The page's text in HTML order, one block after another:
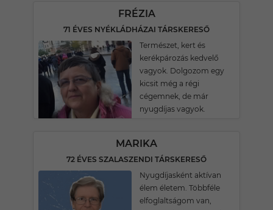
FRÉZIA
71 ÉVES NYÉKLÁDHÁZAI TÁRSKERESŐ
Természet, kert és
kerékpározás kedvelő
vagyok. Dolgozom egy
kicsit még a régi
cégemnek, de már
nyugdíjas vagyok.
MARIKA
72 ÉVES SZALASZENDI TÁRSKERESŐ
Nyugdíjasként aktívan
élem életem. Többféle
elfoglaltságom van,